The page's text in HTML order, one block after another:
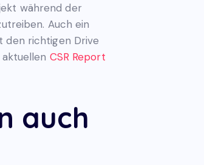
während der
Auch ein
den richtigen Drive
CSR Report
auch